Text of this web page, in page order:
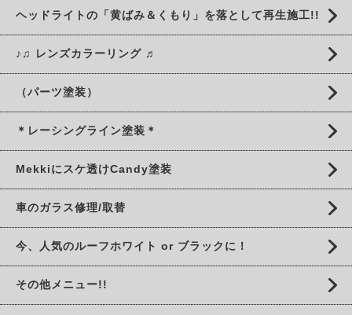
ヘッドライトの「黄ばみ＆くもり」を落として再生施工!!
♪♫ レンズカラーリング ♬
（パーツ塗装）
＊レーシングライン塗装＊
Mekkiにスケ透けCandy塗装
車のガラス修理/取替
今、人気のルーフホワイト or ブラックに！
その他メニュー!!